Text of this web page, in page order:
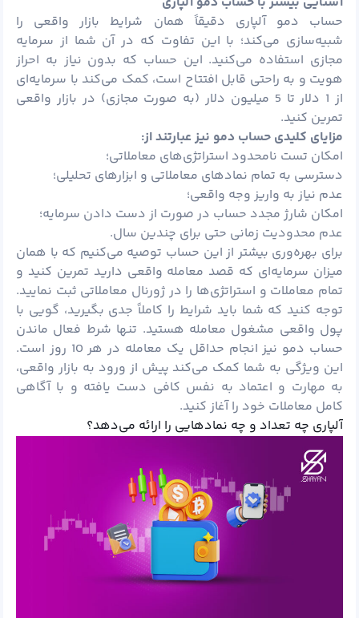
حساب دمو آلپاری دقیقاً همان شرایط بازار واقعی را
شبیه‌سازی می‌کند؛ با این تفاوت که در آن شما از سرمایه
مجازی استفاده می‌کنید. این حساب که بدون نیاز به احراز
هویت و به راحتی قابل افتتاح است، کمک می‌کند با سرمایه‌ای
از 1 دلار تا 5 میلیون دلار (به صورت مجازی) در بازار واقعی
تمرین کنید.
مزایای کلیدی حساب دمو نیز عبارتند از:
امکان تست نامحدود استراتژی‌های معاملاتی؛
دسترسی به تمام نمادهای معاملاتی و ابزارهای تحلیلی؛
عدم نیاز به واریز وجه واقعی؛
امکان شارژ مجدد حساب در صورت از دست دادن سرمایه؛
عدم محدودیت زمانی حتی برای چندین سال.
برای بهره‌وری بیشتر از این حساب توصیه می‌کنیم که با همان
میزان سرمایه‌ای که قصد معامله واقعی دارید تمرین کنید و
تمام معاملات و استراتژی‌ها را در ژورنال معاملاتی ثبت نمایید.
توجه کنید که شما باید شرایط را کاملاً جدی بگیرید، گویی با
پول واقعی مشغول معامله هستید. تنها شرط فعال ماندن
حساب دمو نیز انجام حداقل یک معامله در هر 10 روز است.
این ویژگی به شما کمک می‌کند پیش از ورود به بازار واقعی،
به مهارت و اعتماد به نفس کافی دست یافته و با آگاهی
کامل معاملات خود را آغاز کنید.
آلپاری چه تعداد و چه نمادهایی را ارائه می‌دهد؟